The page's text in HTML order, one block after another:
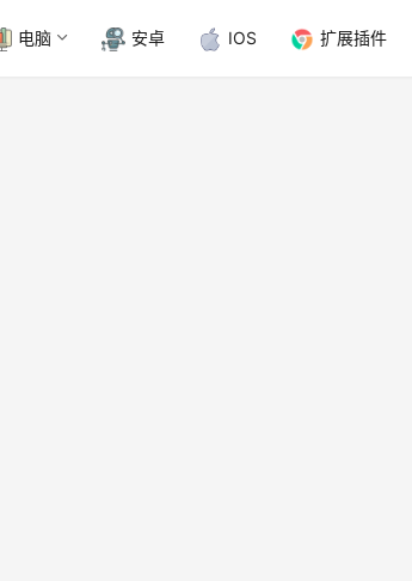
电脑 安卓 IOS 扩展插件